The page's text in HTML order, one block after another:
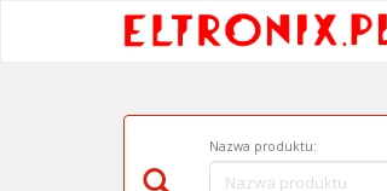
Nazwa produktu: